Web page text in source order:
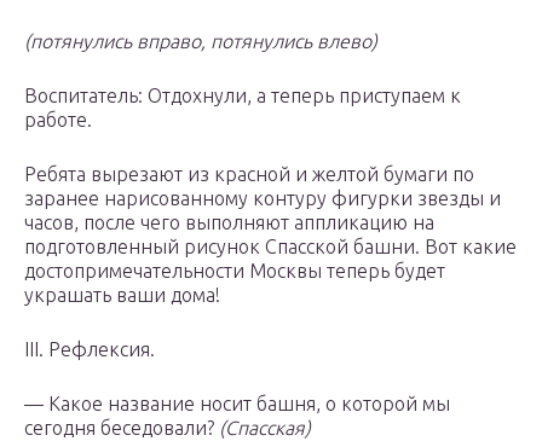
(потянулись вправо, потянулись влево)
Воспитатель: Отдохнули, а теперь приступаем к
работе.
Ребята вырезают из красной и желтой бумаги по
заранее нарисованному контуру фигурки звезды и
часов, после чего выполняют аппликацию на
подготовленный рисунок Спасской башни. Вот какие
достопримечательности Москвы теперь будет
украшать ваши дома!
III. Рефлексия.
— Какое название носит башня, о которой мы
сегодня беседовали? (Спасская)